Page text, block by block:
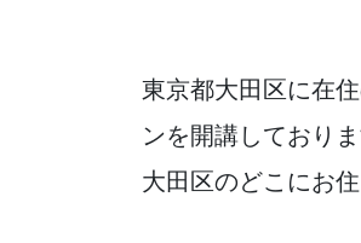
東京都大田区に在
ンを開講しておりま
大田区のどこにお